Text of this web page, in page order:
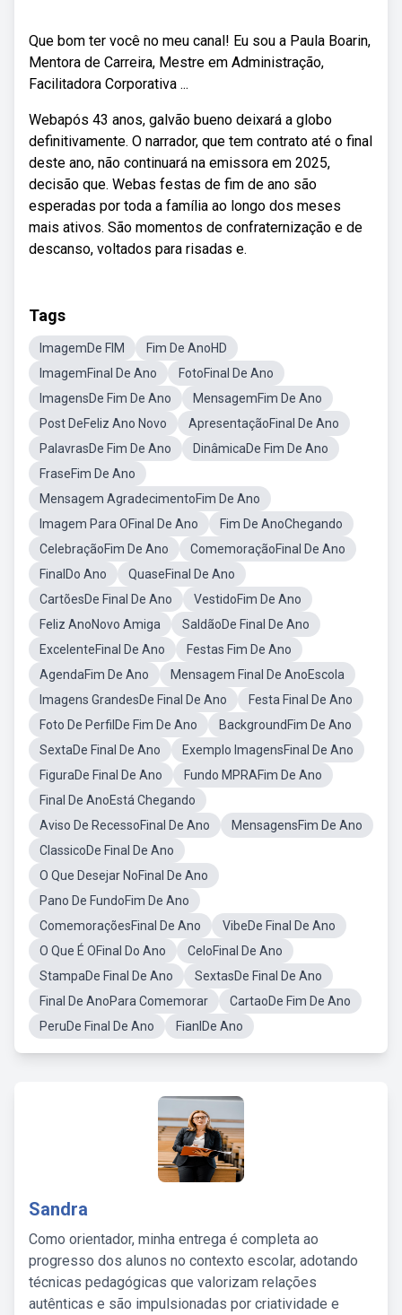
Que bom ter você no meu canal! Eu sou a Paula Boarin,
Mentora de Carreira, Mestre em Administração,
Facilitadora Corporativa ...
Webapós 43 anos, galvão bueno deixará a globo
definitivamente. O narrador, que tem contrato até o final
deste ano, não continuará na emissora em 2025,
decisão que. Webas festas de fim de ano são
esperadas por toda a família ao longo dos meses
mais ativos. São momentos de confraternização e de
descanso, voltados para risadas e.
Tags
ImagemDe FIM
Fim De AnoHD
ImagemFinal De Ano
FotoFinal De Ano
ImagensDe Fim De Ano
MensagemFim De Ano
Post DeFeliz Ano Novo
ApresentaçãoFinal De Ano
PalavrasDe Fim De Ano
DinâmicaDe Fim De Ano
FraseFim De Ano
Mensagem AgradecimentoFim De Ano
Imagem Para OFinal De Ano
Fim De AnoChegando
CelebraçãoFim De Ano
ComemoraçãoFinal De Ano
FinalDo Ano
QuaseFinal De Ano
CartõesDe Final De Ano
VestidoFim De Ano
Feliz AnoNovo Amiga
SaldãoDe Final De Ano
ExcelenteFinal De Ano
Festas Fim De Ano
AgendaFim De Ano
Mensagem Final De AnoEscola
Imagens GrandesDe Final De Ano
Festa Final De Ano
Foto De PerfilDe Fim De Ano
BackgroundFim De Ano
SextaDe Final De Ano
Exemplo ImagensFinal De Ano
FiguraDe Final De Ano
Fundo MPRAFim De Ano
Final De AnoEstá Chegando
Aviso De RecessoFinal De Ano
MensagensFim De Ano
ClassicoDe Final De Ano
O Que Desejar NoFinal De Ano
Pano De FundoFim De Ano
ComemoraçõesFinal De Ano
VibeDe Final De Ano
O Que É OFinal Do Ano
CeloFinal De Ano
StampaDe Final De Ano
SextasDe Final De Ano
Final De AnoPara Comemorar
CartaoDe Fim De Ano
PeruDe Final De Ano
FianlDe Ano
Sandra
Como orientador, minha entrega é completa ao
progresso dos alunos no contexto escolar, adotando
técnicas pedagógicas que valorizam relações
autênticas e são impulsionadas por criatividade e